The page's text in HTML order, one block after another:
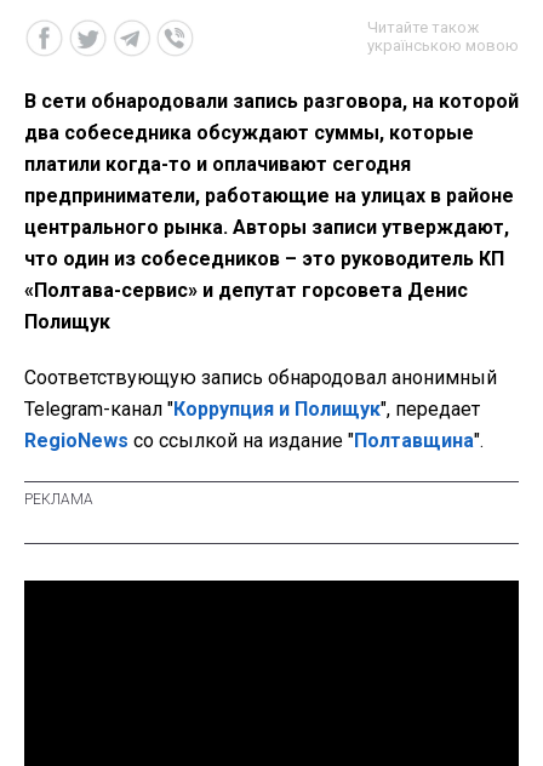
Читайте також
українською мовою
В сети обнародовали запись разговора, на которой
два собеседника обсуждают суммы, которые
платили когда-то и оплачивают сегодня
предприниматели, работающие на улицах в районе
центрального рынка. Авторы записи утверждают,
что один из собеседников – это руководитель КП
«Полтава-сервис» и депутат горсовета Денис
Полищук
Соответствующую запись обнародовал анонимный
Telegram-канал "Коррупция и Полищук", передает
RegioNews со ссылкой на издание "Полтавщина".